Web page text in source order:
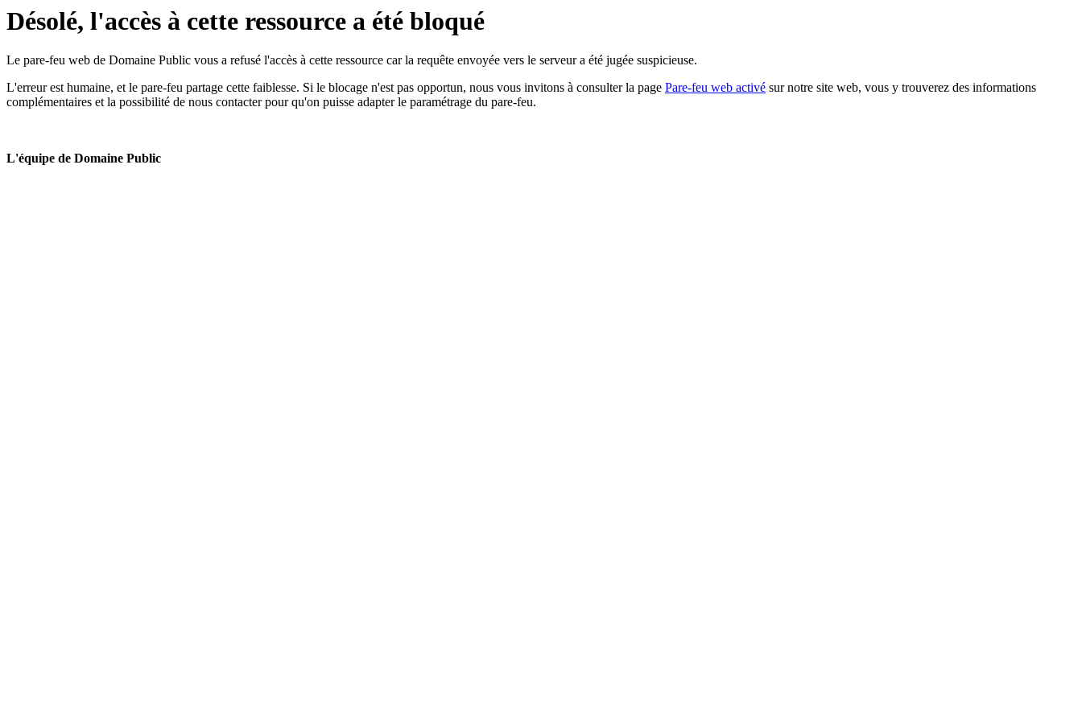
Désolé, l'accès à cette ressource a été bloqué
Le pare-feu web de Domaine Public vous a refusé l'accès à cette ressource car la requête envoyée vers le serveur a été jugée suspicieuse.
L'erreur est humaine, et le pare-feu partage cette faiblesse. Si le blocage n'est pas opportun, nous vous invitons à consulter la page Pare-feu web activé sur notre site web, vous y trouverez des informations
complémentaires et la possibilité de nous contacter pour qu'on puisse adapter le paramétrage du pare-feu.
L'équipe de Domaine Public